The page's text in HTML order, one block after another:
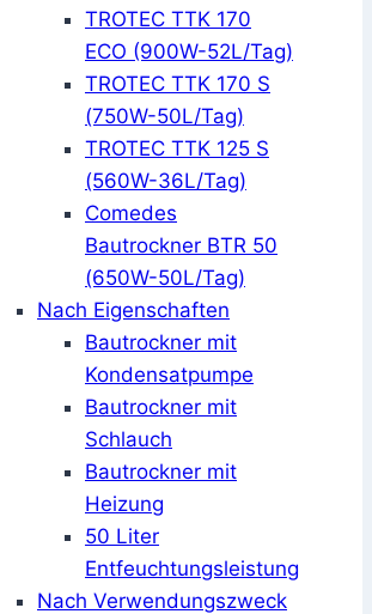
TROTEC TTK 170
ECO (900W-52L/Tag)
TROTEC TTK 170 S
(750W-50L/Tag)
TROTEC TTK 125 S
(560W-36L/Tag)
Comedes
Bautrockner BTR 50
(650W-50L/Tag)
Nach Eigenschaften
Bautrockner mit
Kondensatpumpe
Bautrockner mit
Schlauch
Bautrockner mit
Heizung
50 Liter
Entfeuchtungsleistung
Nach Verwendungszweck